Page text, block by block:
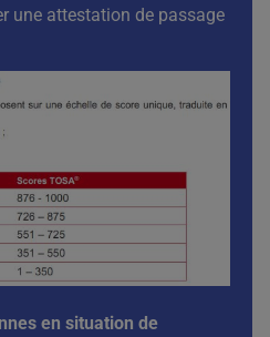
une attestation de passage
en situation de